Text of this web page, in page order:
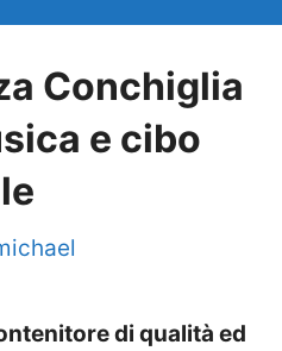
Conchiglia
e cibo
di qualità ed